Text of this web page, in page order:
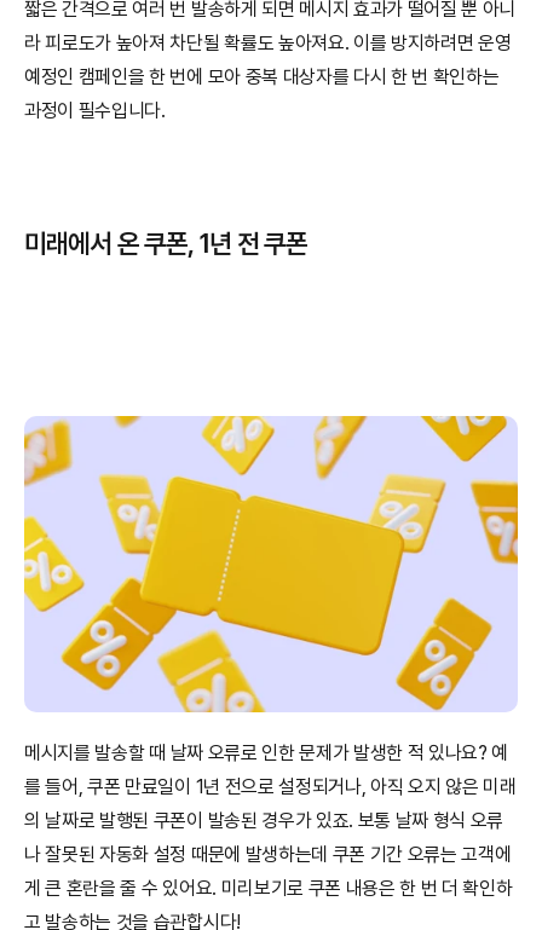
짧은 간격으로 여러 번 발송하게 되면 메시지 효과가 떨어질 뿐 아니
라 피로도가 높아져 차단될 확률도 높아져요. 이를 방지하려면 운영
예정인 캠페인을 한 번에 모아 중복 대상자를 다시 한 번 확인하는
과정이 필수입니다.
미래에서 온 쿠폰, 1년 전 쿠폰
메시지를 발송할 때 날짜 오류로 인한 문제가 발생한 적 있나요? 예
를 들어, 쿠폰 만료일이 1년 전으로 설정되거나, 아직 오지 않은 미래
의 날짜로 발행된 쿠폰이 발송된 경우가 있죠. 보통 날짜 형식 오류
나 잘못된 자동화 설정 때문에 발생하는데 쿠폰 기간 오류는 고객에
게 큰 혼란을 줄 수 있어요. 미리보기로 쿠폰 내용은 한 번 더 확인하
고 발송하는 것을 습관합시다!